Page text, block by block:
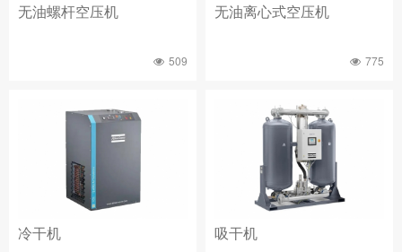
无油螺杆空压机
509
无油离心式空压机
775
冷干机 吸干机